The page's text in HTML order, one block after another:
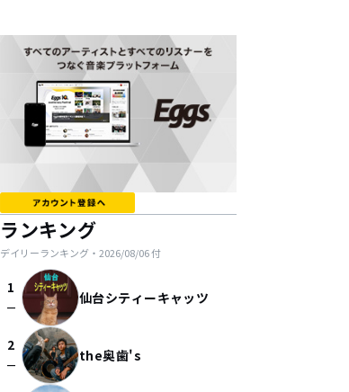
ランキング
デイリーランキング・ 2026/08/06付
1
check_indeterminate_small 仙台シティーキャッツ
2
check_indeterminate_small the奥歯's